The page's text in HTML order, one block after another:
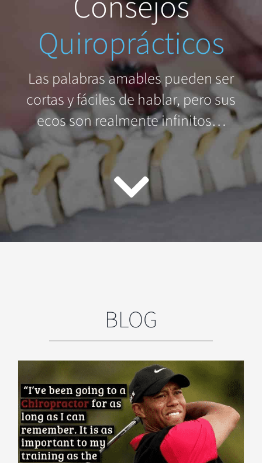
Quiroprácticos
Las palabras amables pueden ser
cortas y fáciles de hablar, pero sus
ecos son realmente infinitos…
BLOG